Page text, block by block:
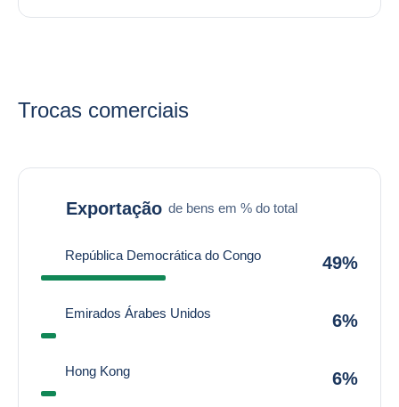
Trocas comerciais
Exportação de bens em % do total
República Democrática do Congo 49%
Emirados Árabes Unidos 6%
Hong Kong 6%